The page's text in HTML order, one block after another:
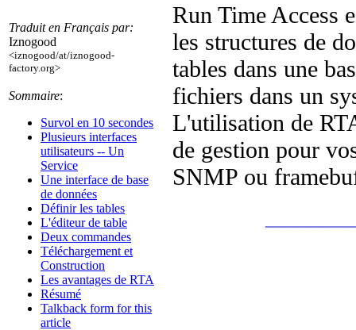
Traduit en Français par:
Iznogood
<iznogood/at/iznogood-
factory.org>
Sommaire:
Survol en 10 secondes
Plusieurs interfaces
utilisateurs -- Un
Service
Une interface de base
de données
Définir les tables
L'éditeur de table
Deux commandes
Téléchargement et
Construction
Les avantages de RTA
Résumé
Talkback form for this
article
Run Time Access
les structures de
tables dans une
fichiers dans un
L'utilisation de
de gestion pour
SNMP ou